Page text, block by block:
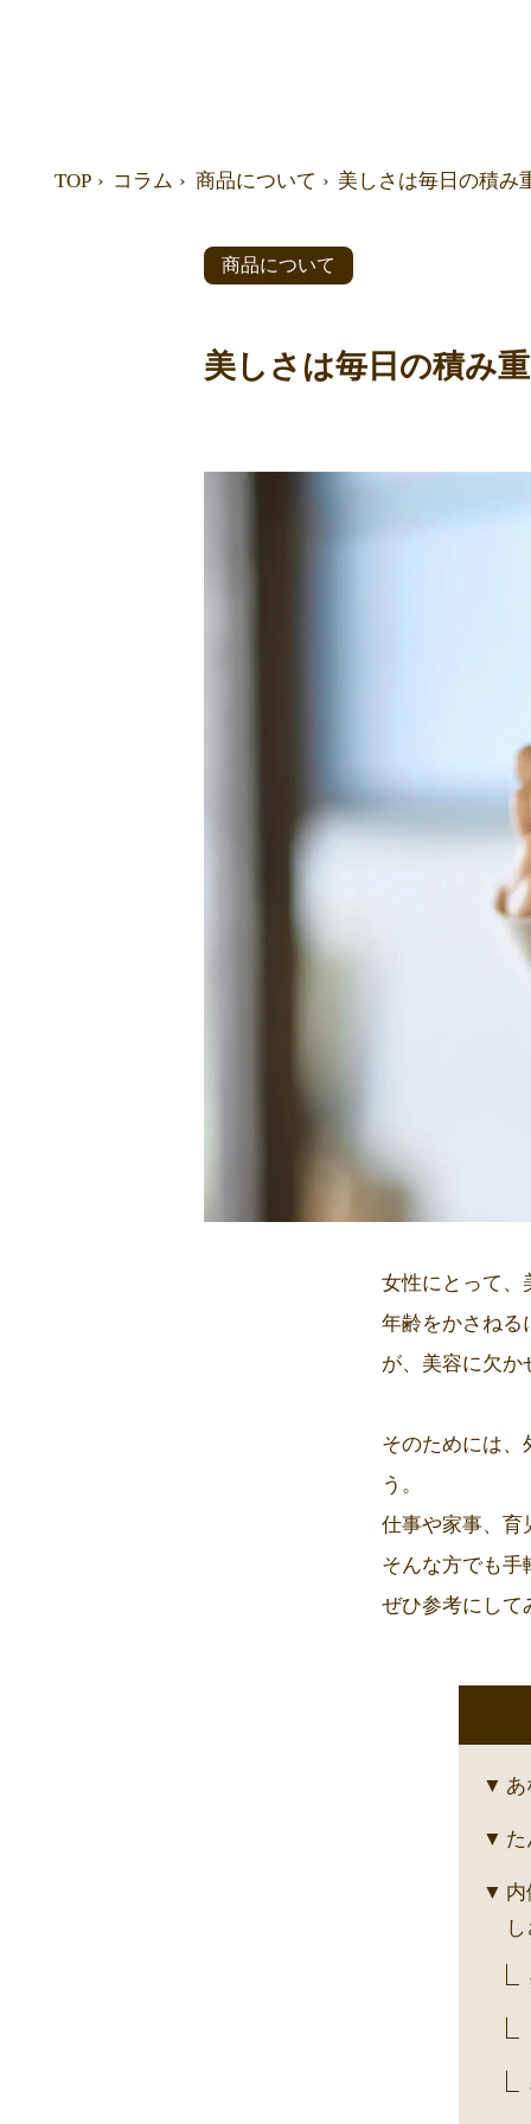
TOP コラム 商品について 美しさは毎日の積み
商品について
美しさは毎日の積み
女性にとって、
年齢をかさねる
が、美容に欠か
そのためには、
う。
仕事や家事、育
そんな方でも手
ぜひ参考にして